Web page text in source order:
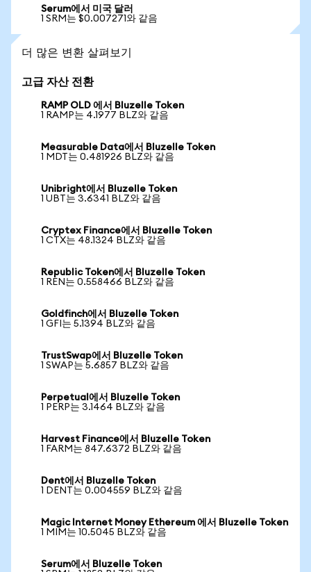
Serum에서 미국 달러
1 SRM는 $0.007271와 같음
더 많은 변환 살펴보기
고급 자산 전환
RAMP OLD 에서 Bluzelle Token
1 RAMP는 4.1977 BLZ와 같음
Measurable Data에서 Bluzelle Token
1 MDT는 0.481926 BLZ와 같음
Unibright에서 Bluzelle Token
1 UBT는 3.6341 BLZ와 같음
Cryptex Finance에서 Bluzelle Token
1 CTX는 48.1324 BLZ와 같음
Republic Token에서 Bluzelle Token
1 REN는 0.558466 BLZ와 같음
Goldfinch에서 Bluzelle Token
1 GFI는 5.1394 BLZ와 같음
TrustSwap에서 Bluzelle Token
1 SWAP는 5.6857 BLZ와 같음
Perpetual에서 Bluzelle Token
1 PERP는 3.1464 BLZ와 같음
Harvest Finance에서 Bluzelle Token
1 FARM는 847.6372 BLZ와 같음
Dent에서 Bluzelle Token
1 DENT는 0.004559 BLZ와 같음
Magic Internet Money Ethereum 에서 Bluzelle Token
1 MIM는 10.5045 BLZ와 같음
Serum에서 Bluzelle Token